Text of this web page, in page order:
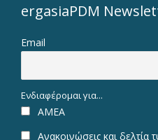
ergasiaPDM
Email
Ενδιαφέρομαι για...
ΑΜΕΑ
Ανακοινώσεις και δελτία